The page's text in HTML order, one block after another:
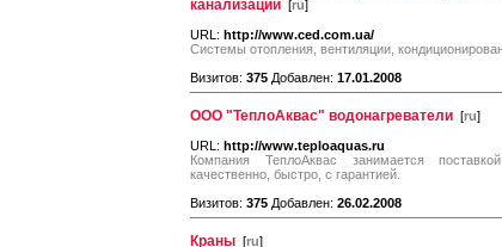
канализации [ru]
URL: http://www.ced.com.ua/
Cистемы отопления, вентиляции,
Визитов: 375 Добавлен: 17.01.2008
ООО "ТеплоАквас" водонагреватели [ru]
URL: http://www.teploaquas.ru
Компания ТеплоАквас занимается
качественно, быстро, с гарантией.
Визитов: 375 Добавлен: 26.02.2008
Краны [ru]